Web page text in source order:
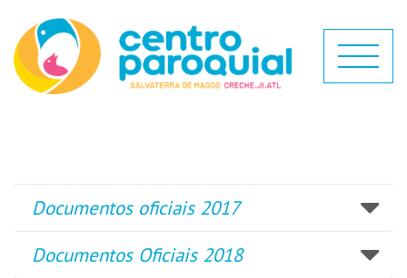
Documentos oficiais 2017
Documentos Oficiais 2018